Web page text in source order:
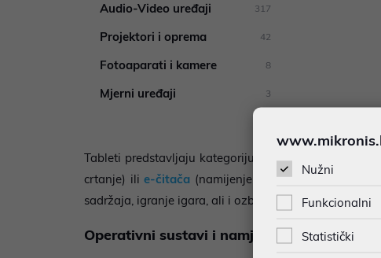
Audio-Video uređaji 317
Projektori i oprema 42
Fotoaparati i kamere 8
Mjerni uređaji 3
Tableti predstavljaju kategoriju uređaja koja
crtanje) ilie-čitača (namijenjenih isključivo čitanju),
sadržaja, igranje igara, ali i ozbiljan rad.
Operativni sustavi i namjena
Nužni
Funkcionalni
Statistički